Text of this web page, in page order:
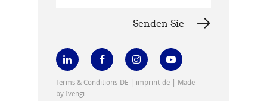
Terms & Conditions-DE | imprint-de | Made
by Ivengi